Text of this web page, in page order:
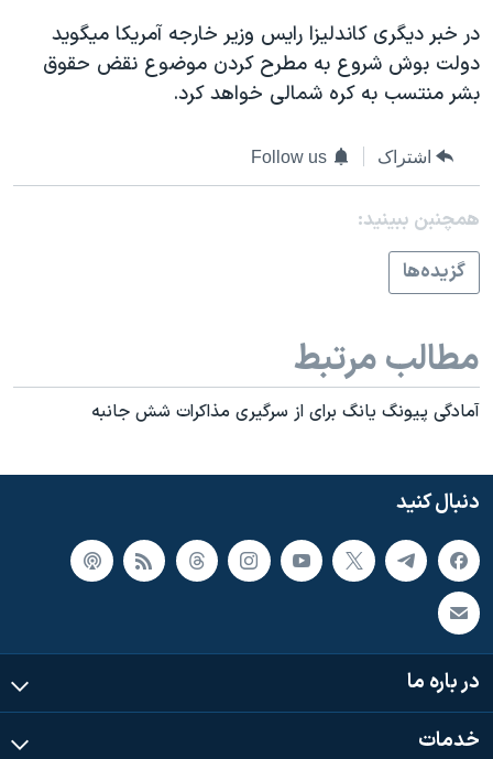
در خبر ديگری کاندليزا رايس وزير خارجه آمريکا ميگويد
دولت بوش شروع به مطرح کردن موضوع نقض حقوق
بشر منتسب به کره شمالی خواهد کرد.
اشتراک Follow us
همچنبن ببینید:
گزيده‌ها
مطالب مرتبط
آمادگی پيونگ يانگ برای از سرگيری مذاکرات شش جانبه
دنبال کنید
در باره ما
خدمات